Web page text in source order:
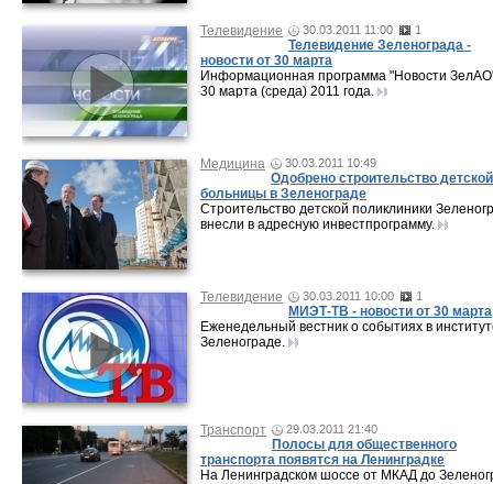
Телевидение 30.03.2011 11:00 1
Телевидение Зеленограда -
новости от 30 марта
Информационная программа "Новости
30 марта (среда) 2011 года.
Медицина 30.03.2011 10:49
Одобрено строительство детской
больницы в Зеленограде
Строительство детской поликлиники
внесли в адресную инвестпрограмму.
Телевидение 30.03.2011 10:00 1
МИЭТ-ТВ - новости от 30 марта
Еженедельный вестник о событиях в
Зеленограде.
Транспорт 29.03.2011 21:40
Полосы для общественного
транспорта появятся на Ленинградке
На Ленинградском шоссе от МКАД до